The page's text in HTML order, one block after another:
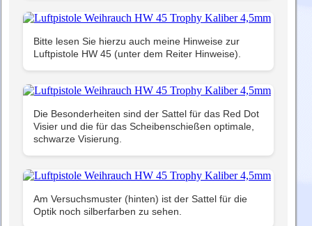
Bitte lesen Sie hierzu auch meine Hinweise zur
Luftpistole HW 45 (unter dem Reiter Hinweise).
Die Besonderheiten sind der Sattel für das Red Dot
Visier und die für das Scheibenschießen optimale,
schwarze Visierung.
Am Versuchsmuster (hinten) ist der Sattel für die
Optik noch silberfarben zu sehen.